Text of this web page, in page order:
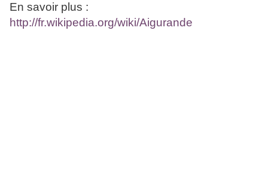
En savoir plus :
http://fr.wikipedia.org/wiki/Aigurande